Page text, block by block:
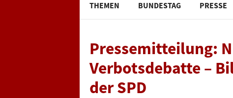
THEMEN BUNDESTAG PRESSE
Pressemitteilung:
Verbotsdebatte –
der SPD